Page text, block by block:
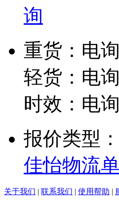
询
重货：电
轻货：电
时效：电
报价类型
佳怡物流
关于我们 | 联系我们 | 使用帮助 |